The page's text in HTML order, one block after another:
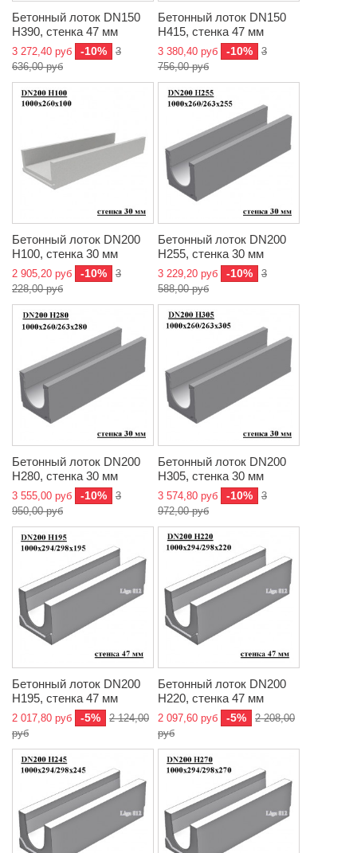
Бетонный лоток DN150
H390, стенка 47 мм
3 272,40 руб -10%
3
636,00 руб
Бетонный лоток DN150
H415, стенка 47 мм
3 380,40 руб -10%
3
756,00 руб
Бетонный лоток DN200
H100, стенка 30 мм
2 905,20 руб -10%
3
228,00 руб
Бетонный лоток DN200
H255, стенка 30 мм
3 229,20 руб -10%
3
588,00 руб
Бетонный лоток DN200
H280, стенка 30 мм
3 555,00 руб -10%
3
950,00 руб
Бетонный лоток DN200
H305, стенка 30 мм
3 574,80 руб -10%
3
972,00 руб
Бетонный лоток DN200
H195, стенка 47 мм
2 017,80 руб -5%
2 124,00
руб
Бетонный лоток DN200
H220, стенка 47 мм
2 097,60 руб -5%
2 208,00
руб